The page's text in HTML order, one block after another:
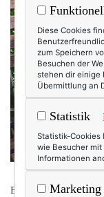
BEAUTY & FASHION
Diese Cookies
zum Speichern
Besuchen der
stehen dir einige
Übermittlung an
Statistik
Statistik-Cookies
wie Besucher
Informationen
Marketing